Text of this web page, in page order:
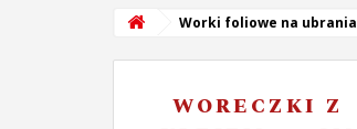
Worki foliowe na ubrania
WORECZKI Z